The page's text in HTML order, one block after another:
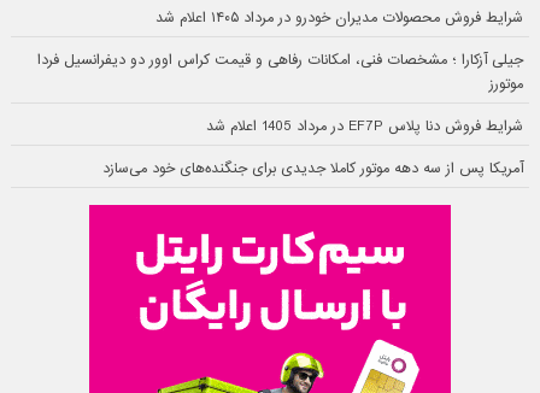
شرایط فروش محصولات مدیران خودرو در مرداد ۱۴۰۵ اعلام شد
جیلی آزکارا ؛ مشخصات فنی، امکانات رفاهی و قیمت کراس اوور دو دیفرانسیل فردا
موتورز
شرایط فروش دنا پلاس EF7P در مرداد 1405 اعلام شد
آمریکا پس از سه دهه موتور کاملا جدیدی برای جنگنده‌های خود می‌سازد